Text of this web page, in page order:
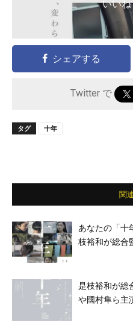
いいね
シェアする
Twitter で
タグ 十年
関
あなたの「十
枝裕和が総合
是枝裕和が総
や國村隼ら主